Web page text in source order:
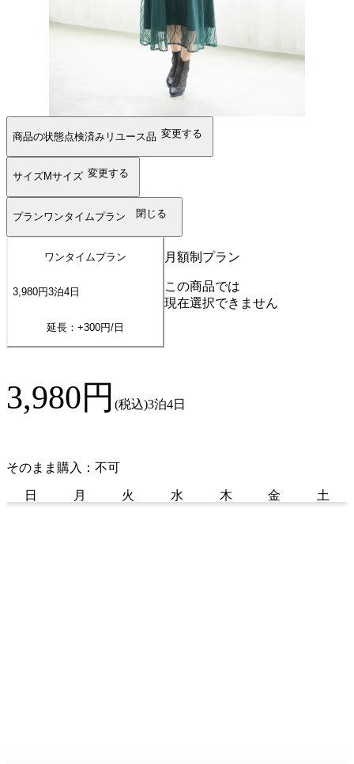
商品の状態点検済みリユース品 変更する
サイズMサイズ 変更する
プランワンタイムプラン 閉じる
ワンタイムプラン
3,980円3泊4 日
延長：+300円/日
月額制プラン
この商品では
現在選択できません
3,980円 (税込)3泊4日
そのまま購入：不可
日 月 火 水 木 金 土